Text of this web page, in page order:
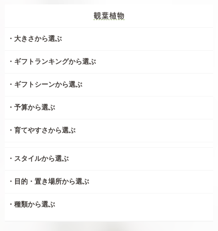
観葉植物
大きさから選ぶ
ギフトランキングから選ぶ
ギフトシーンから選ぶ
予算から選ぶ
育てやすさから選ぶ
スタイルから選ぶ
目的・置き場所から選ぶ
種類から選ぶ